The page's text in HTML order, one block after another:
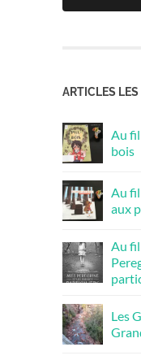
ARTICLES
Au
bois
Au
aux
Au
Les